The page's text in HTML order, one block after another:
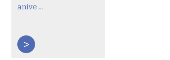
anive ...
>